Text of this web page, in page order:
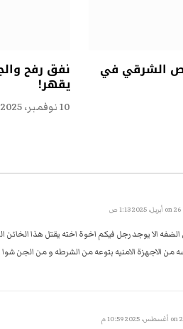
الشرقي في نفق رفح
يقهر!
10 نوفمبر، 2025
26 أبريل، 2025 1:13 ص
الضفه الا يوجد رجل فيكم اخوة اخته يقتل هذا
من الاجهزة الامنيه بتوعه من الشرطه و من الجن شوا
م